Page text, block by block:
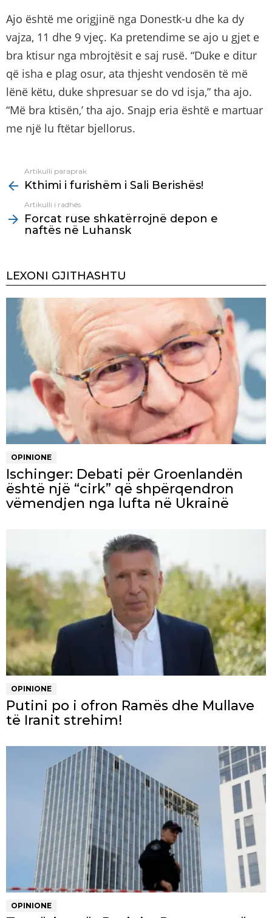
Ajo është me origjinë nga Donestk-u dhe ka dy
vajza, 11 dhe 9 vjeç. Ka pretendime se ajo u gjet e
bra ktisur nga mbrojtësit e saj rusë. “Duke e ditur
që isha e plag osur, ata thjesht vendosën të më
lënë këtu, duke shpresuar se do vd isja,” tha ajo.
“Më bra ktisën,’ tha ajo. Snajp eria është e martuar
me një lu ftëtar bjellorus.
more
Artikulli paraprak
Kthimi i furishëm i Sali Berishës!
Artikulli i radhës
Forcat ruse shkatërrojnë depon e
naftës në Luhansk
LEXONI GJITHASHTU
OPINIONE
Ischinger: Debati për Groenlandën
është një “cirk” që shpërqendron
vëmendjen nga lufta në Ukrainë
OPINIONE
Putini po i ofron Ramës dhe Mullave
të Iranit strehim!
OPINIONE